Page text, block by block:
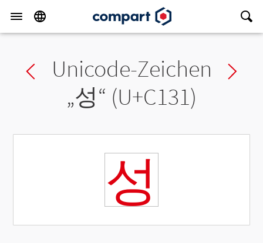
Previous char
Unicode-Zeichen
„성“ (U+C131)
성